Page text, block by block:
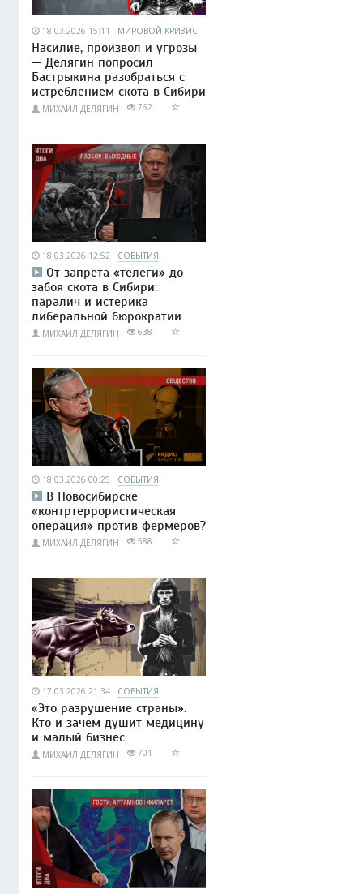
18.03.2026 15:11 МИРОВОЙ КРИЗИС
Насилие, произвол и угрозы
— Делягин попросил
Бастрыкина разобраться с
истреблением скота в Сибири
МИХАИЛ ДЕЛЯГИН 762
18.03.2026 12:52 СОБЫТИЯ
От запрета «телеги» до
забоя скота в Сибири:
паралич и истерика
либеральной бюрократии
МИХАИЛ ДЕЛЯГИН 638
18.03.2026 00:25 СОБЫТИЯ
В Новосибирске
«контртеррористическая
операция» против фермеров?
МИХАИЛ ДЕЛЯГИН 588
17.03.2026 21:34 СОБЫТИЯ
«Это разрушение страны».
Кто и зачем душит медицину
и малый бизнес
МИХАИЛ ДЕЛЯГИН 701